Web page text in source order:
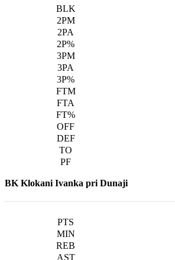
BK Klokani Ivanka pri Dunaji